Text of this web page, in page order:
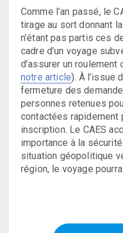
Comme l’an passé, le
tirage au sort donnant
n’étant pas partis ces
cadre d’un voyage
d’assurer un
notre article). À l’issue
fermeture des
personnes retenues
contactées rapidement
inscription. Le CAES
importance à la
situation géopolitique
région, le voyage